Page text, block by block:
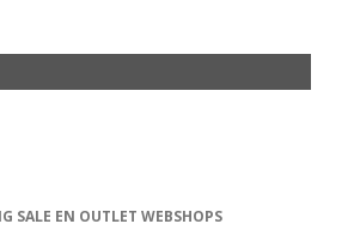
SALE EN OUTLET WEBSHOPS